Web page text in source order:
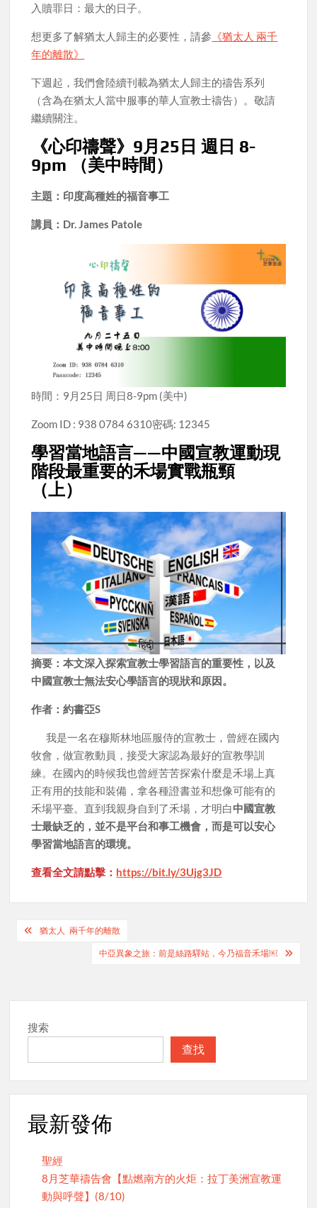
入贖罪日：最大的日子。
想更多了解猶太人歸主的必要性，請參 《猶太人 兩千
年的離散》
下週起，我們會陸續刊載為猶太人歸主的禱告系列
（含為在猶太人當中服事的華人宣教士禱告）。敬請
繼續關注。
《心印禱聲》9月25日 週日 8-
9pm （美中時間）
主題：印度高種姓的福音事工
講員：Dr. James Patole
時間：9月25日 周日8-9pm (美中)
Zoom ID : 938 0784 6310密碼: 12345
學習當地語言——中國宣教運動現
階段最重要的禾場實戰瓶頸
（上）
摘要：本文深入探索宣教士學習語言的重要性，以及
中國宣教士無法安心學語言的現狀和原因。
作者：約書亞S
我是一名在穆斯林地區服侍的宣教士，曾經在國內
牧會，做宣教動員，接受大家認為最好的宣教學訓
練。在國內的時候我也曾經苦苦探索什麼是禾場上真
正有用的技能和裝備，拿各種證書並和想像可能有的
禾場平臺。直到我親身自到了禾場，才明白中國宣教
士最缺乏的，並不是平台和事工機會，而是可以安心
學習當地語言的環境。
查看全文請點擊： https://bit.ly/3Ujg3JD
Post
navigation
猶太人 兩千年的離散
中亞異象之旅：前是絲路驛站，今乃福音禾場￼
搜索
查找
最新發佈
聖經
8月芝華禱告會【點燃南方的火炬：拉丁美洲宣教運
動與呼聲】(8/10)